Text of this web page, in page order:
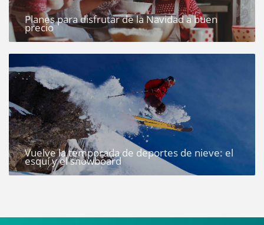
Planes para disfrutar de la Navidad a buen
precio
Vuelve la temporada de deportes de nieve: el
esquí y el snowboard